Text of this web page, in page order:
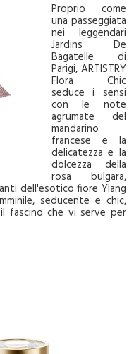
Proprio come
una passeggiata
nei leggendari
Jardins De
Bagatelle di
Parigi, ARTISTRY
Flora Chic
seduce i sensi
con le note
agrumate del
mandarino
francese e la
delicatezza e la
dolcezza della
rosa bulgara,
dell'esotico fiore Ylang
seducente e chic,
fascino che vi serve per